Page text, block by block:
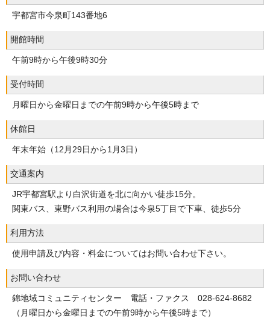
宇都宮市今泉町143番地6
開館時間
午前9時から午後9時30分
受付時間
月曜日から金曜日までの午前9時から午後5時まで
休館日
年末年始（12月29日から1月3日）
交通案内
JR宇都宮駅より白沢街道を北に向かい徒歩15分。
関東バス、東野バス利用の場合は今泉5丁目で下車、徒歩5分
利用方法
使用申請及び内容・料金についてはお問い合わせ下さい。
お問い合わせ
錦地域コミュニティセンター 電話・ファクス 028-624-8682
（月曜日から金曜日までの午前9時から午後5時まで）